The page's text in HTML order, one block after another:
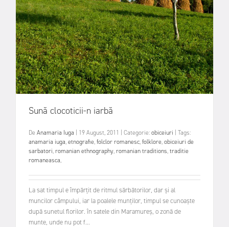
Sună clocoticii-n iarbă
De Anamaria Iuga | 19 August, 2011 | Categorie:obiceiuri | Tags:
anamaria iuga,etnografie,folclor romanesc,folklore,obiceiuri de
sarbatori,romanian ethnography,romanian traditions,traditie
romaneasca,
La sat timpul e împărțit de ritmul sărbătorilor, dar și al
muncilor câmpului, iar la poalele munților, timpul se cunoaște
după sunetul florilor. în satele din Maramureș, o zonă de
munte, unde nu pot f...